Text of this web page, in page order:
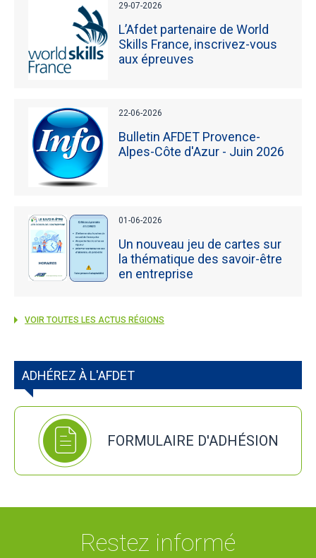
29-07-2026
L’Afdet partenaire de World
Skills France, inscrivez-vous
aux épreuves
22-06-2026
Bulletin AFDET Provence-
Alpes-Côte d'Azur - Juin 2026
01-06-2026
Un nouveau jeu de cartes sur
la thématique des savoir-être
en entreprise
VOIR TOUTES LES ACTUS RÉGIONS
ADHÉREZ À L'AFDET
FORMULAIRE D'ADHÉSION
Restez informé